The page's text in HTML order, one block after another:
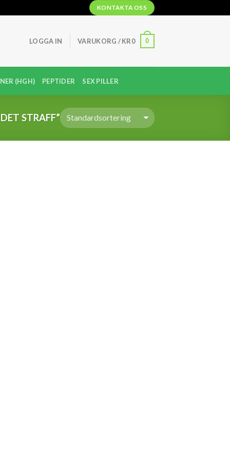
KONTAKTA OSS
LOGGA IN VARUKORG /KR0 0
(HGH) PEPTIDER SEX PILLER
STRAFF”